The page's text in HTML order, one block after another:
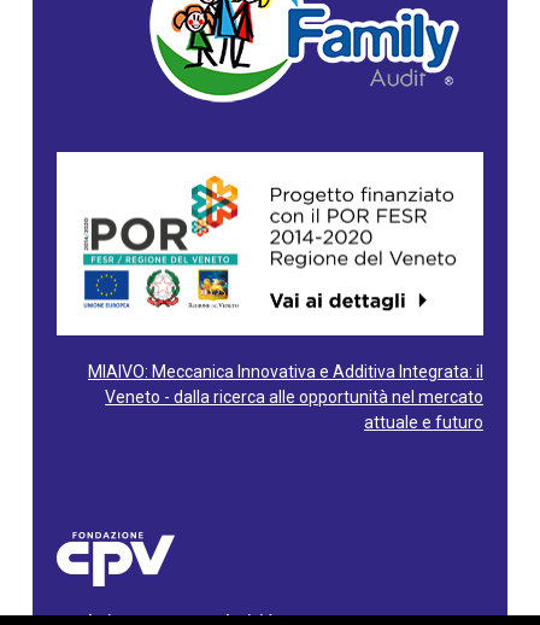
MIAIVO: Meccanica Innovativa e Additiva Integrata: il
Veneto - dalla ricerca alle opportunità nel mercato
attuale e futuro